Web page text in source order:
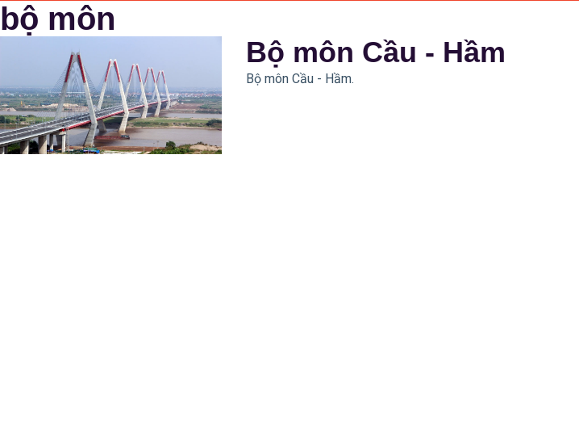
bộ môn
Bộ môn Cầu - Hầm
Bộ môn Cầu - Hầm.